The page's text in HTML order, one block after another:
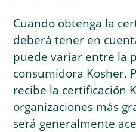
Cuando obtenga la
deberá tener en
puede variar entre la
consumidora Kosher.
recibe la certificación
organizaciones más
será generalmente